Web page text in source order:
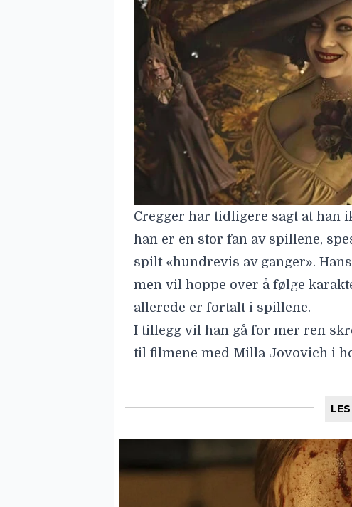
Cregger har tidligere sagt at han
han er en stor fan av spillene,
spilt «hundrevis av ganger».
men vil hoppe over å følge
allerede er fortalt i spillene.
I tillegg vil han gå for mer ren
til filmene med Milla Jovovich i